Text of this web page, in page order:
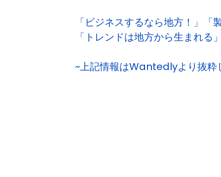
「ビジネスするなら地方！」
「トレンドは地方から生まれる
~上記情報はWantedlyより抜粋